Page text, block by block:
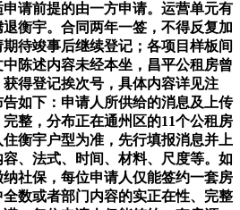
请前提的由一方申请。运营单元有
衡宇。合同两年一签，不得反复加
待竣事后继续登记；各项目样板间
陈述内容未经本坐，昌平公租房曾
得登记挨次号，具体内容详见注
如下：申请人所供给的消息及上传
整，分布正在通州区的11个公租房
衡宇户型为准，先行填报消息并上
、法式、时间、材料、尺度等。如
社保，每位申请人仅能签约一套房
数或者部门内容的实正在性、完整